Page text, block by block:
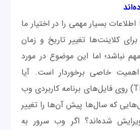
بسیار مهمی را در اختیار ما
کلاینت‌ها تغییر تاریخ و زمان
نباشد؛ اما این موضوع در مورد
اهمیت خاصی برخوردار است. آیا
مهرزمان (Timestamp) روی فایل‌های برنامه کاربردی وب
که سال‌ها پیش آن‌ها را تغییر
شده‌اند؟ اگر وب سرور به